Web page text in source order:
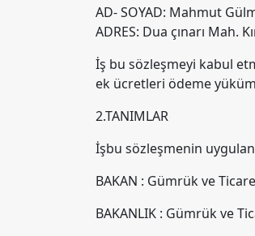
AD- SOYAD: Mahmut
ADRES: Dua çınarı Mah.
İş bu sözleşmeyi kabul
ek ücretleri ödeme
2.TANIMLAR
İşbu sözleşmenin
BAKAN : Gümrük ve
BAKANLIK : Gümrük ve